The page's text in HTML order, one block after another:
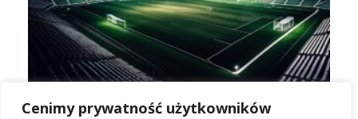
Cenimy prywatność użytkowników
Składy: Newcastle United vs Aston Villa –